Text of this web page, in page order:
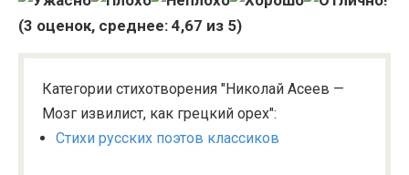
(3 оценок, среднее: 4,67 из 5)
Категории стихотворения "Николай Асеев —
Мозг извилист, как грецкий орех":
Стихи русских поэтов классиков